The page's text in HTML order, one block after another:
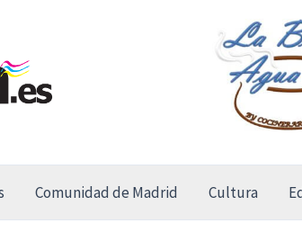
Comunidad de Madrid Cultura